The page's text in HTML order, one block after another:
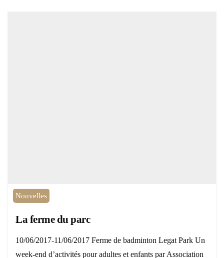
Nouvelles
La ferme du parc
10/06/2017-11/06/2017 Ferme de badminton Legat Park Un
week-end d’activités pour adultes et enfants par Association